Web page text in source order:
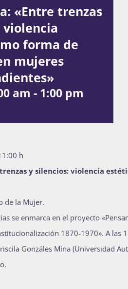
generación 2027-1
«Entre trenzas
violencia
forma de
mujeres
am - 1:00 pm
h
y silencios: violencia
de la Mujer.
se enmarca en el proyecto
1870-1970». A las
Gonzáles Mina (Universidad